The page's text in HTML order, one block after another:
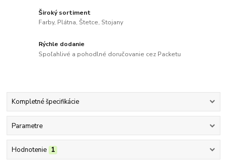
Široký sortiment
Farby, Plátna, Štetce, Stojany
Rýchle dodanie
Spoľahlivé a pohodlné doručovanie cez Packetu
Kompletné špecifikácie
Parametre
Hodnotenie 1